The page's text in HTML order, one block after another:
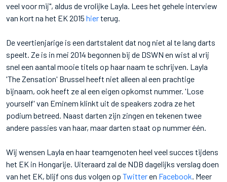
veel voor mij", aldus de vrolijke Layla. Lees het gehele interview
van kort na het EK 2015 hierterug.
De veertienjarige is een dartstalent dat nog niet al te lang darts
speelt. Ze is in mei 2014 begonnen bij de DSWN en wist al vrij
snel een aantal mooie titels op haar naam te schrijven. Layla
'The Zensation' Brussel heeft niet alleen al een prachtige
bijnaam, ook heeft ze al een eigen opkomst nummer. 'Lose
yourself' van Eminem klinkt uit de speakers zodra ze het
podium betreed. Naast darten zijn zingen en tekenen twee
andere passies van haar, maar darten staat op nummer één.
Wij wensen Layla en haar teamgenoten heel veel succes tijdens
het EK in Hongarije. Uiteraard zal de NDB dagelijks verslag doen
van het EK, blijf ons dus volgen op Twitteren Facebook . Meer